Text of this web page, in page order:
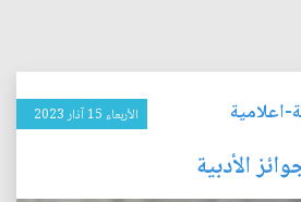
اعلامية الأربعاء 15 آذار 2023
الأدبية